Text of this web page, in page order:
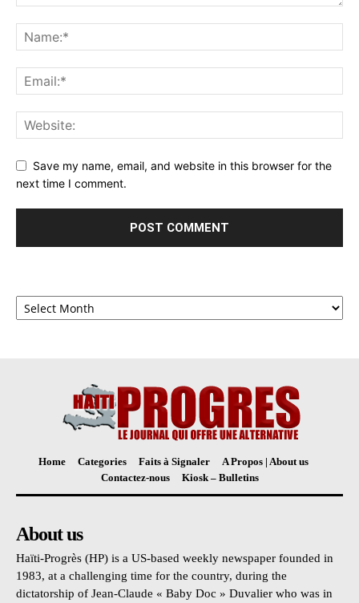
Save my name, email, and website in this browser for the
next time I comment.
Archives
Home Categories Faits à Signaler
A Propos | About us
Contactez-nous
Kiosk – Bulletins
About us
Haïti-Progrès (HP) is a US-based weekly newspaper founded in
1983, at a challenging time for the country, during the
dictatorship of Jean-Claude « Baby Doc » Duvalier who was in